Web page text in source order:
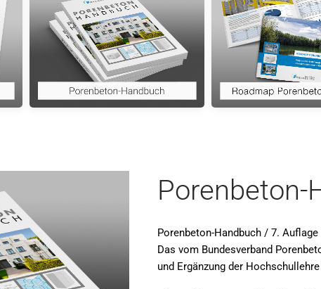
Porenbeton-
Porenbeton-Handbuch / 7.
Das vom Bundesverband
und Ergänzung der